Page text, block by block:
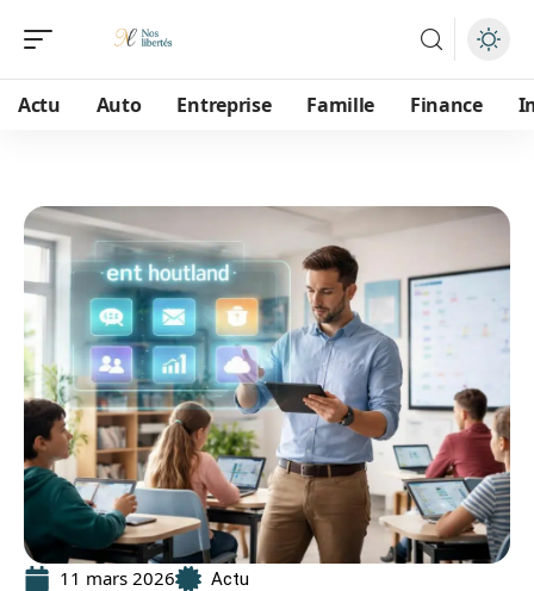
Actu Auto Entreprise Famille Finance
11 mars 2026 Actu